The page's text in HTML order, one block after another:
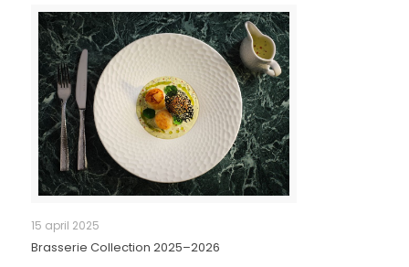
15 april 2025
Brasserie Collection 2025–2026